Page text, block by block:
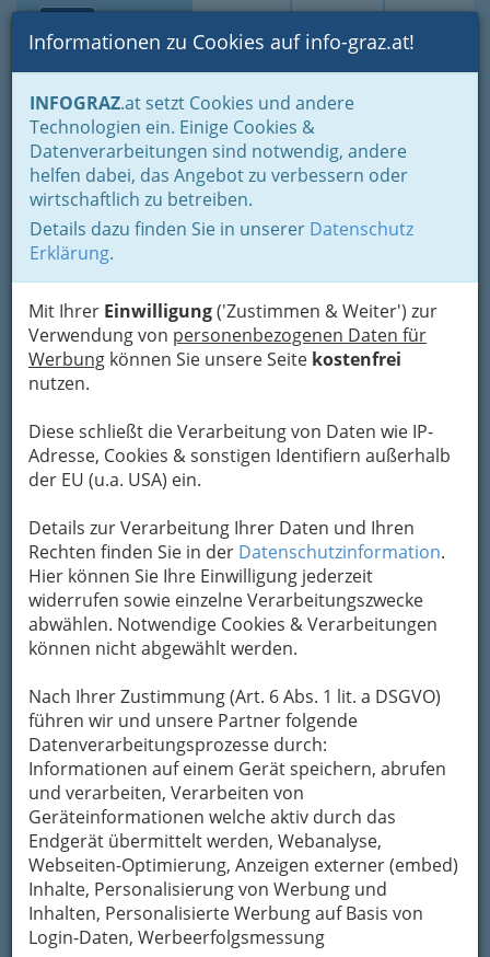
Suche Login Toggle
Informationen zu Cookies auf info-graz.at!
INFOGRAZ.at setzt Cookies und andere
Technologien ein. Einige Cookies &
Datenverarbeitungen sind notwendig, andere
helfen dabei, das Angebot zu verbessern oder
wirtschaftlich zu betreiben.
Details dazu finden Sie in unserer Datenschutz
Erklärung.
Mit Ihrer Einwilligung('Zustimmen & Weiter') zur
Verwendung von personenbezogenen Daten für
Werbung können Sie unsere Seite kostenfrei
nutzen.
Diese schließt die Verarbeitung von Daten wie IP-
Adresse, Cookies & sonstigen Identifiern außerhalb
der EU (u.a. USA) ein.
Details zur Verarbeitung Ihrer Daten und Ihren
Rechten finden Sie in der Datenschutzinformation.
Hier können Sie Ihre Einwilligung jederzeit
widerrufen sowie einzelne Verarbeitungszwecke
abwählen. Notwendige Cookies & Verarbeitungen
können nicht abgewählt werden.
Nach Ihrer Zustimmung (Art. 6 Abs. 1 lit. a DSGVO)
führen wir und unsere Partner folgende
Datenverarbeitungsprozesse durch:
Informationen auf einem Gerät speichern, abrufen
und verarbeiten, Verarbeiten von
Geräteinformationen welche aktiv durch das
Endgerät übermittelt werden, Webanalyse,
Webseiten-Optimierung, Anzeigen externer (embed)
Inhalte, Personalisierung von Werbung und
Inhalten, Personalisierte Werbung auf Basis von
Login-Daten, Werbeerfolgsmessung
Home Branchen
alpha nova
Betriebsgesellschaft m.b.H.
Idlhofgasse 59, 8020 Graz
+43 316 722 622
+43 316 722 622 - 16
Karte
Karte anzeigen
Kontaktaufnahme
Um die Info-Graz Firmen
vor Spam-Mails zu
bewahren , verwenden wir an dieser Stelle zur
Übermittlung Ihrer Nachricht ein sicheres
Formular. Ihre Nachricht wird nach dem
Absenden umgehend per Mail an das
Unternehmen alpha nova Betriebsgesellschaft
m.b.H. weitergeleitet.
Mein Name
Meine Email Adresse
Mein Betreff
Meine Nachricht